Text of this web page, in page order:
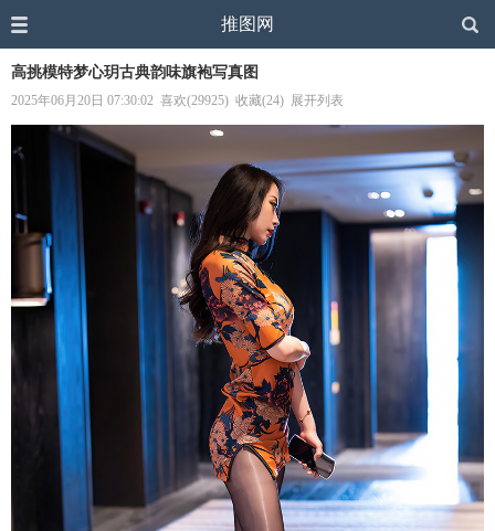
推图网
高挑模特梦心玥古典韵味旗袍写真图
2025年06月20日 07:30:02 喜欢(29925) 收藏(24) 展开列表